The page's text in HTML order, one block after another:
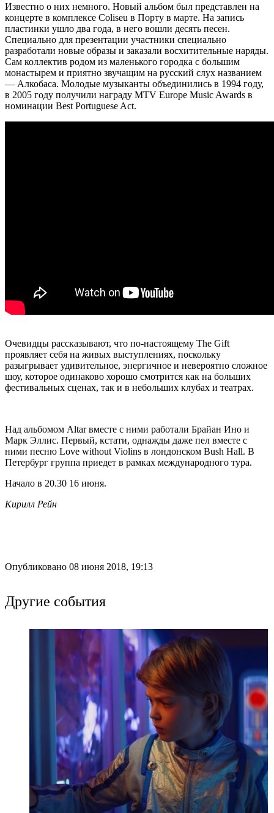
Известно о них немного. Новый альбом был представлен на
концерте в комплексе Coliseu в Порту в марте. На запись
пластинки ушло два года, в него вошли десять песен.
Специально для презентации участники специально
разработали новые образы и заказали восхитительные наряды.
Сам коллектив родом из маленького городка с большим
монастырем и приятно звучащим на русский слух названием
— Алкобаса. Молодые музыканты объединились в 1994 году,
в 2005 году получили награду MTV Europe Music Awards в
номинации Best Portuguese Act.
Очевидцы рассказывают, что по-настоящему The Gift
проявляет себя на живых выступлениях, поскольку
разыгрывает удивительное, энергичное и невероятно сложное
шоу, которое одинаково хорошо смотрится как на больших
фестивальных сценах, так и в небольших клубах и театрах.
Над альбомом Altar вместе с ними работали Брайан Ино и
Марк Эллис. Первый, кстати, однажды даже пел вместе с
ними песню Love without Violins в лондонском Bush Hall. В
Петербург группа приедет в рамках международного тура.
Начало в 20.30 16 июня.
Кирилл Рейн
Опубликовано 08 июня 2018, 19:13
Другие события